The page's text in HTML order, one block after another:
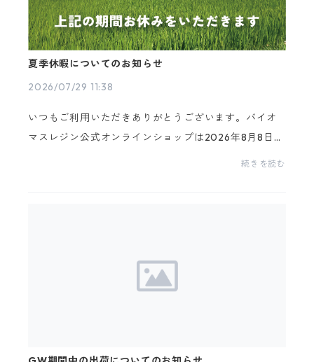
夏季休暇についてのお知らせ
2026/07/29 11:38
いつもご利用いただきありがとうございます。バイオ
マスレジン公式オンラインショップは2026年8月8日
(土)～8月16日(日)の期間をお休みさせて頂きます。休
続きを読む